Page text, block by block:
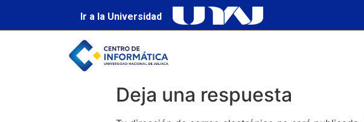
Ir a la Universidad
Deja una respuesta